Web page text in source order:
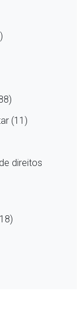
(11)
direitos